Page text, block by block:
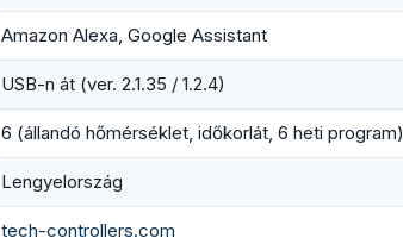
Amazon Alexa, Google Assistant
USB-n át (ver. 2.1.35 / 1.2.4)
6 (állandó hőmérséklet, időkorlát, 6 heti program)
Lengyelország
tech-controllers.com